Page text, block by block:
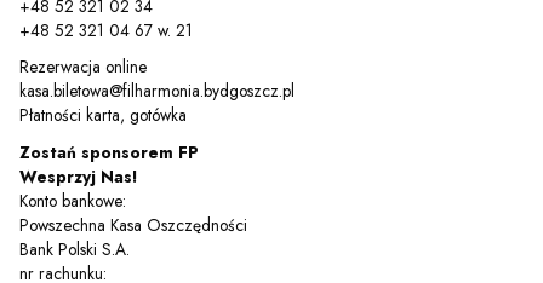
+48 52 321 02 34
+48 52 321 04 67 w. 21
Rezerwacja online
kasa.biletowa@filharmonia.bydgoszcz.pl
Płatności karta, gotówka
Zostań sponsorem FP
Wesprzyj Nas!
Konto bankowe:
Powszechna Kasa Oszczędności
Bank Polski S.A.
nr rachunku: